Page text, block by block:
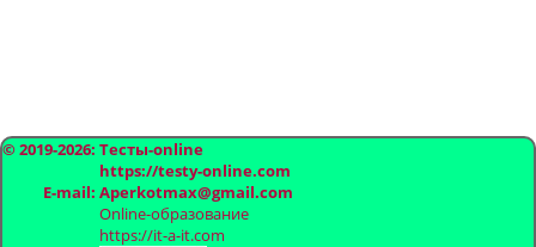
© 2019-2026: Тесты-online
https://testy-online.com
E-mail: Aperkotmax@gmail.com
Online-образование
https://it-a-it.com